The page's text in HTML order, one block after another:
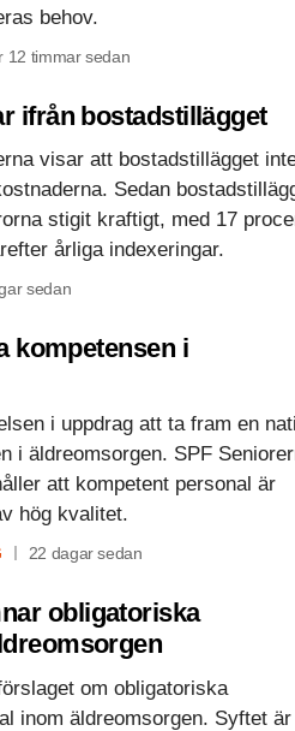
behov.
12 timmar sedan
ifrån bostadstillägget
visar att bostadstillägget
Sedan
stigit kraftigt, med 17
årliga indexeringar.
sedan
kompetensen i
i uppdrag att ta fram en
i äldreomsorgen. SPF
att kompetent personal är
hög kvalitet.
22 dagar sedan
obligatoriska
om obligatoriska
inom äldreomsorgen. Syftet